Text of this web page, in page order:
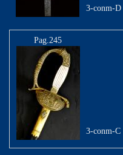
3-conm-D
Pag.245
3-conm-C